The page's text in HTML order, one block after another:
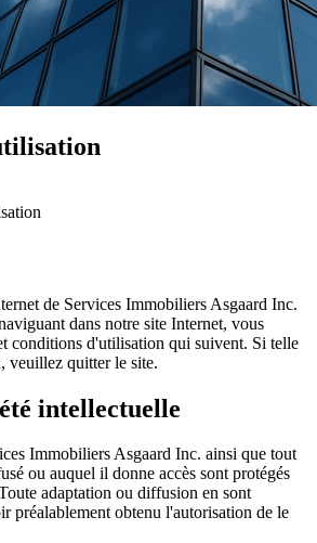
de Services Immobiliers Asgaard Inc.
dans notre site Internet, vous
conditions d'utilisation qui suivent. Si telle
veuillez quitter le site.
intellectuelle
Immobiliers Asgaard Inc. ainsi que tout
ou auquel il donne accès sont protégés
adaptation ou diffusion en sont
préalablement obtenu l'autorisation de le